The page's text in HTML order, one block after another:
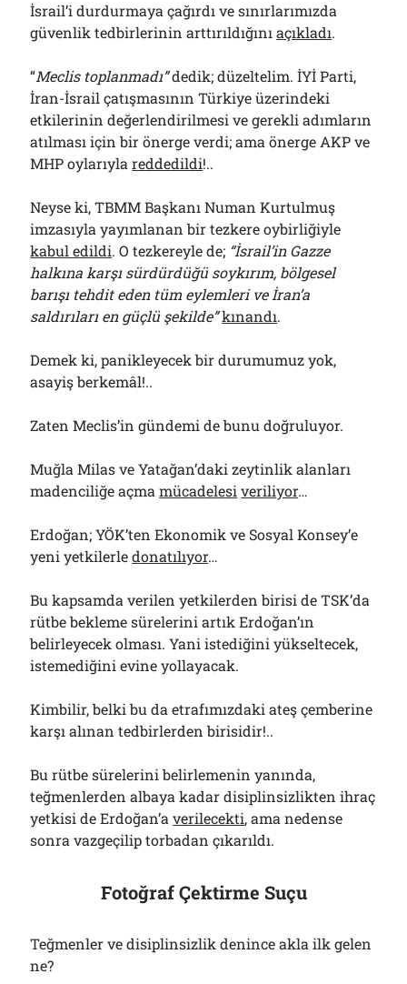
İsrail’i durdurmaya çağırdı ve sınırlarımızda
güvenlik tedbirlerinin arttırıldığınıaçıkladı.
“Meclis toplanmadı”dedik; düzeltelim. İYİ Parti,
İran-İsrail çatışmasının Türkiye üzerindeki
etkilerinin değerlendirilmesi ve gerekli adımların
atılması için bir önerge verdi; ama önerge AKP ve
MHP oylarıylareddedildi!..
Neyse ki, TBMM Başkanı Numan Kurtulmuş
imzasıyla yayımlanan bir tezkere oybirliğiyle
kabul edildi. O tezkereyle de; “İsrail’in Gazze
halkına karşı sürdürdüğü soykırım, bölgesel
barışı tehdit eden tüm eylemleri ve İran’a
saldırıları en güçlü şekilde”kınandı.
Demek ki, panikleyecek bir durumumuz yok,
asayiş berkemâl!..
Zaten Meclis’in gündemi de bunu doğruluyor.
Muğla Milas ve Yatağan’daki zeytinlik alanları
madenciliğe açmamücadelesi veriliyor…
Erdoğan; YÖK’ten Ekonomik ve Sosyal Konsey’e
yeni yetkilerledonatılıyor…
Bu kapsamda verilen yetkilerden birisi de TSK’da
rütbe bekleme sürelerini artık Erdoğan’ın
belirleyecek olması. Yani istediğini yükseltecek,
istemediğini evine yollayacak.
Kimbilir, belki bu da etrafımızdaki ateş çemberine
karşı alınan tedbirlerden birisidir!..
Bu rütbe sürelerini belirlemenin yanında,
teğmenlerden albaya kadar disiplinsizlikten ihraç
yetkisi de Erdoğan’averilecekti, ama nedense
sonra vazgeçilip torbadan çıkarıldı.
Fotoğraf Çektirme Suçu
Teğmenler ve disiplinsizlik denince akla ilk gelen
ne?